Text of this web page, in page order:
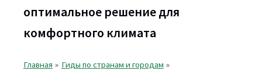
оптимальное решение для
комфортного климата
Главная
Гиды по странам и городам